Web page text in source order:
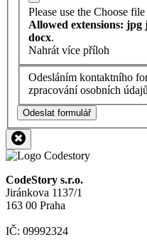
Please use the Choose
Allowed extensions:
docx.
Nahrát více příloh
Odesláním kontaktního
zpracování osobních údajů
Odeslat formulář
CodeStory s.r.o.
Jiránkova 1137/1
163 00 Praha
IČ: 09992324